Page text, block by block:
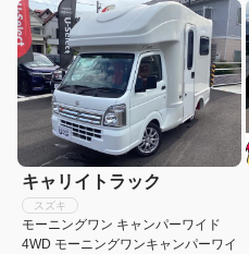
キャリイトラック
スズキ
モーニングワン キャンパーワイド
4WD モーニングワンキャンパーワイ